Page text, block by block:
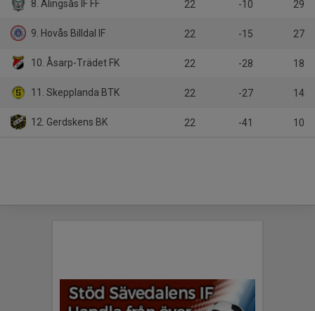
8. Alingsås IF FF 22 -10 29
9. Hovås Billdal IF 22 -15 27
10. Åsarp-Trädet FK 22 -28 18
11. Skepplanda BTK 22 -27 14
12. Gerdskens BK 22 -41 10